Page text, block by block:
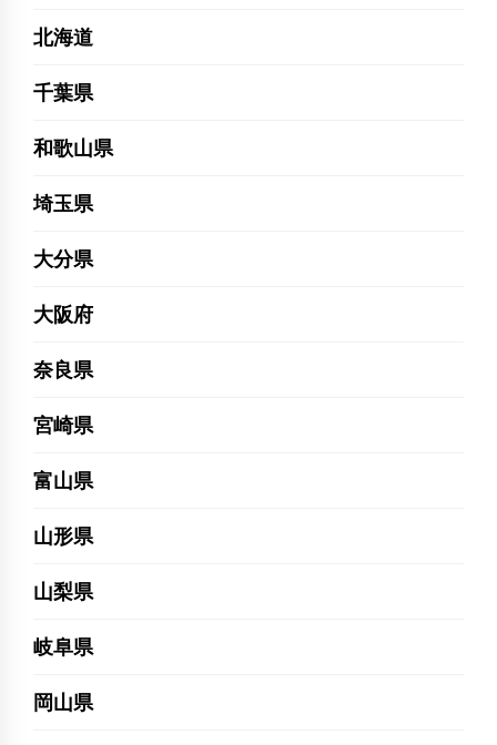
北海道
千葉県
和歌山県
埼玉県
大分県
大阪府
奈良県
宮崎県
富山県
山形県
山梨県
岐阜県
岡山県